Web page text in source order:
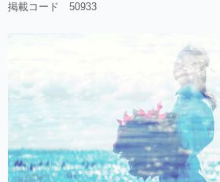
掲載コード 50933